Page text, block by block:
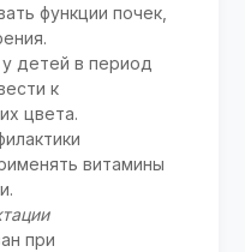
функции почек,
детей в период
к
цвета.
витамины
при